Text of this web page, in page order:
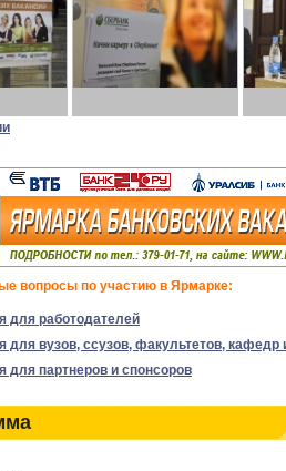
вопросы по участию в Ярмарке:
для работодателей
для вузов, ссузов, факультетов, кафедр
для партнеров и спонсоров